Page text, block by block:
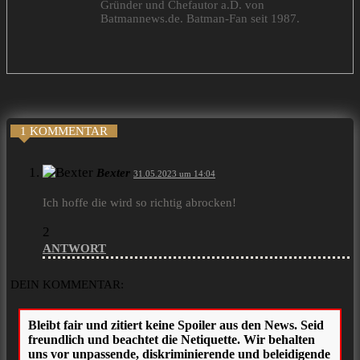
Gründer und Chefautor a.D. von
Batmannews.de. Batman-Fan seit 1987.
1 KOMMENTAR
Bexter 31.05.2023 um 14:04
Ich hoffe die wird so richtig abrocken!
2
ANTWORT
DEIN KOMMENTAR: